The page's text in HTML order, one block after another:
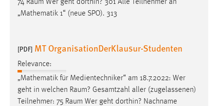
74 Raum Wer geht dorthin? 301 Alle Teilnehmer an
„Mathematik 1“ (neue SPO). 313
[PDF] MT OrganisationDerKlausur-Studenten
Relevance:
„Mathematik für Medientechniker“ am 18.7.2022: Wer
geht in welchen Raum? Gesamtzahl aller (zugelassenen)
Teilnehmer: 75 Raum Wer geht dorthin? Nachname